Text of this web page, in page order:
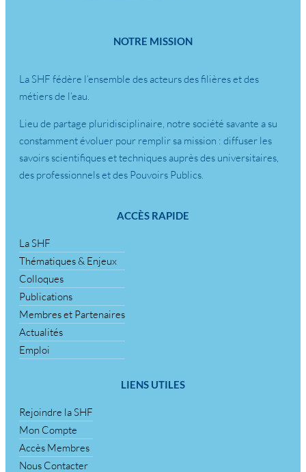
NOTRE MISSION
La SHF fédère l’ensemble des acteurs des filières et des
métiers de l’eau.
Lieu de partage pluridisciplinaire, notre société savante a su
constamment évoluer pour remplir sa mission : diffuser les
savoirs scientifiques et techniques auprès des universitaires,
des professionnels et des Pouvoirs Publics.
ACCÈS RAPIDE
La SHF
Thématiques & Enjeux
Colloques
Publications
Membres et Partenaires
Actualités
Emploi
LIENS UTILES
Rejoindre la SHF
Mon Compte
Accès Membres
Nous Contacter